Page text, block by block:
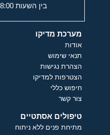
בין השעות 08:00 - 19:00
מערכת מדיקו
אודות
תנאי שימוש
הצהרת נגישות
הצטרפות למדיקו
חיפוש כללי
צור קשר
טיפולים אסתטיים
מתיחת פנים ללא ניתוח